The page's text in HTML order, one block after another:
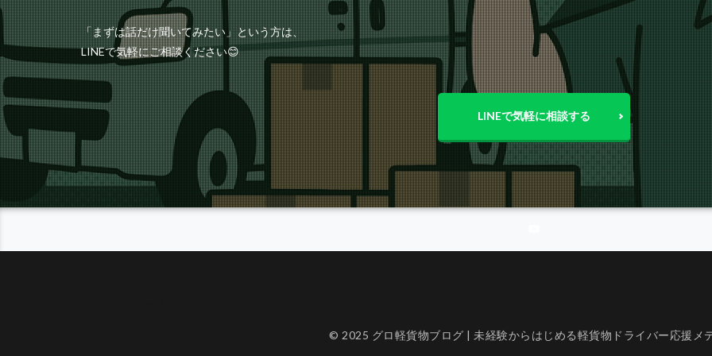
「まずは話だけ聞いてみたい」という方は、
LINEで気軽にご相談ください😊
LINEで気軽に相談する
© 2025 グロ軽貨物ブログ | 未経験からはじめる軽貨物ドライバー応援メ